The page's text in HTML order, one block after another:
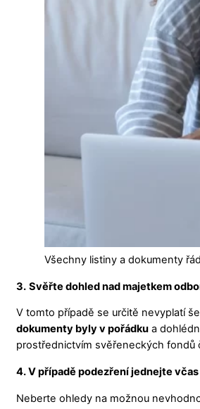
Všechny listiny a dokumenty
3. Svěřte dohled nad majetkem
V tomto případě se určitě nevyplatí
dokumenty byly v pořádku a
prostřednictvím svěřeneckých fondů
4. V případě podezření jednejte včas
Neberte ohledy na možnou